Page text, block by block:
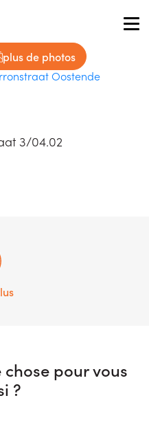
plus de photos
3/04.02
pour vous
?